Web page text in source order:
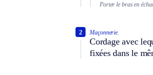
Porter le bras en
Maçonnerie.
Cordage avec
fixées dans le
2